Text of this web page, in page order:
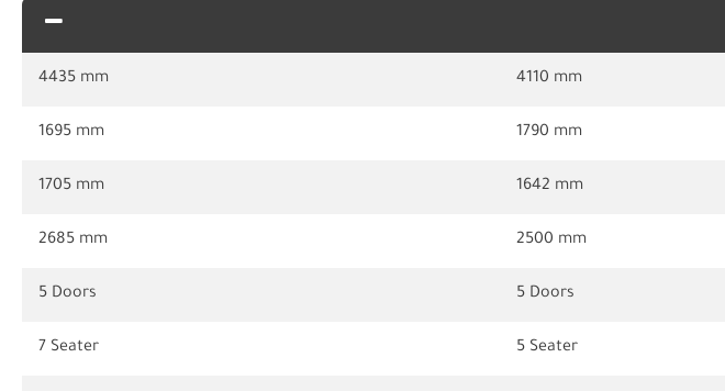
4110 mm
4435 mm
1790 mm
1695 mm
1642 mm
1705 mm
2500 mm
2685 mm
5 Doors
5 Doors
5 Seater
7 Seater